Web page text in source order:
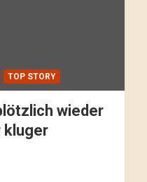
TOP STORY
wieder
kluger